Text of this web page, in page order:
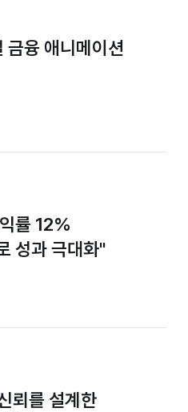
금융 애니메이션
률 12%
성과 극대화"
뢰를 설계한